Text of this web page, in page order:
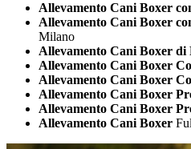
Allevamento Cani Boxer
Allevamento Cani Boxer
Milano
Allevamento Cani Boxer di
Allevamento Cani Boxer
Allevamento Cani Boxer
Allevamento Cani Boxer
Allevamento Cani Boxer
Allevamento Cani Boxer